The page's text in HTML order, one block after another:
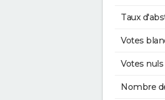
Taux
Votes
Votes
Nombre